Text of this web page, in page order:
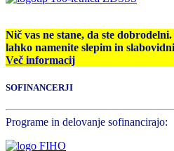
Nič vas ne stane, da ste
lahko namenite slepim in
Več informacij
SOFINANCERJI
Programe in delovanje sofinancirajo: